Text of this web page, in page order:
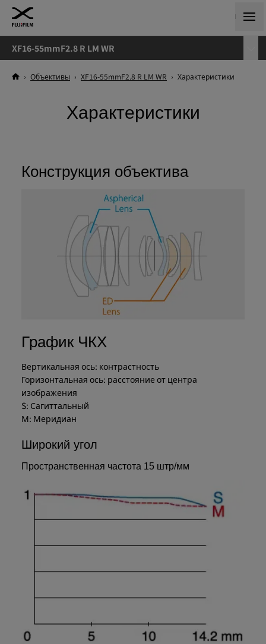
XF16-55mmF2.8 R LM WR
› Объективы › XF16-55mmF2.8 R LM WR › Характеристики
Характеристики
Конструкция объектива
График ЧКХ
Вертикальная ось: контрастность
Горизонтальная ось: расстояние от центра
изображения
S: Сагиттальный
М: Меридиан
Широкий угол
Пространственная частота 15 штр/мм